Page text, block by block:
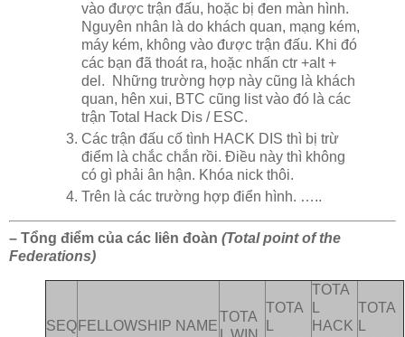
vào được trận đấu, hoặc bị đen màn hình.
Nguyên nhân là do khách quan, mạng kém,
máy kém, không vào được trận đấu. Khi đó
các bạn đã thoát ra, hoặc nhấn ctr +alt +
del. Những trường hợp này cũng là khách
quan, hên xui, BTC cũng list vào đó là các
trận Total Hack Dis / ESC.
Các trận đấu cố tình HACK DIS thì bị trừ
điểm là chắc chắn rồi. Điều này thì không
có gì phải ân hận. Khóa nick thôi.
Trên là các trường hợp điển hình. …..
– Tổng điểm của các liên đoàn (Total pointof the
Federations)
SEQ FELLOWSHIP NAME
TOTA
TOTA
TOTA
HACK
TOTA